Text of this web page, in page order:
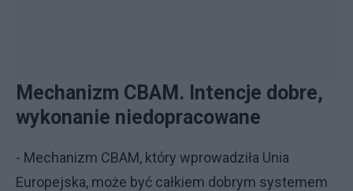
Mechanizm CBAM. Intencje dobre,
wykonanie niedopracowane
- Mechanizm CBAM, który wprowadziła Unia
Europejska, może być całkiem dobrym systemem